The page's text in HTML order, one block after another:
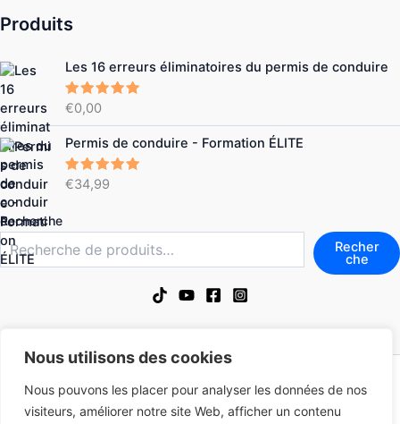
Nous utilisons des cookies
Nous pouvons les placer pour analyser les données de nos
visiteurs, améliorer notre site Web, afficher un contenu
Produits
Les 16 erreurs éliminatoires du permis de conduire
Note
sur 5
€0,00
Permis de conduire - Formation ÉLITE
Note4.86
sur 5
€34,99
Recherche
Recher
che
Mentions légales
Politique de confidentialité